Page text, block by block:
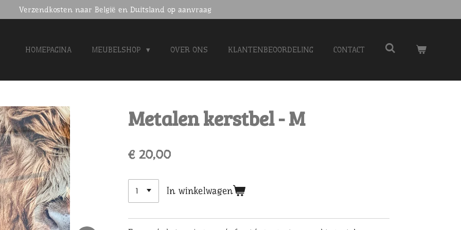
Verzendkosten naar België en Duitsland op aanvraag
HOMEPAGINA MEUBELSHOP OVER ONS KLANTENBEOORDELING CONTACT
Metalen kerstbel - M
€ 20,00
In winkelwagen